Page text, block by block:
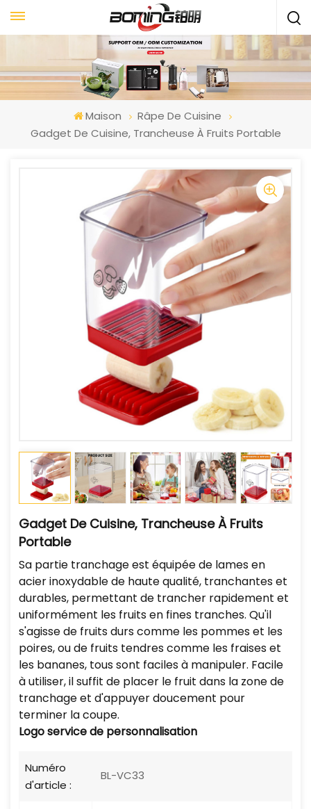
Maison
Râpe De Cuisine
Gadget De Cuisine, Trancheuse À Fruits Portable
Gadget De Cuisine, Trancheuse À Fruits
Portable
Sa partie tranchage est équipée de lames en
acier inoxydable de haute qualité, tranchantes et
durables, permettant de trancher rapidement et
uniformément les fruits en fines tranches. Qu'il
s'agisse de fruits durs comme les pommes et les
poires, ou de fruits tendres comme les fraises et
les bananes, tous sont faciles à manipuler. Facile
à utiliser, il suffit de placer le fruit dans la zone de
tranchage et d'appuyer doucement pour
terminer la coupe.
Logoservice de personnalisation
Numéro
d'article :
BL-VC33